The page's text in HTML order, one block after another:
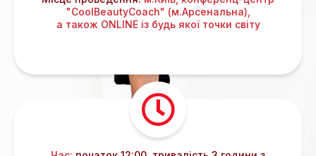
"CoolBeautyCoach" (м.Арсенальна),
а також ONLINE із будь якої точки світу